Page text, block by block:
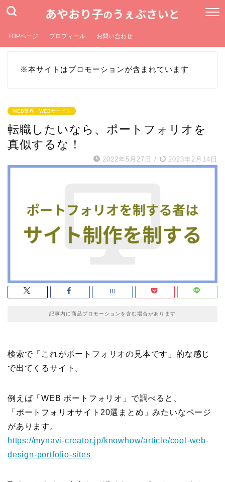
TOPページ プロフィール お問い合わせ
※本サイトはプロモーションが含まれています
WEB業界・WEBサービス
転職したいなら、ポートフォリオを
真似するな！
2022年5月27日 / 2023年2月14日
記事内に商品プロモーションを含む場合があります
検索で「これがポートフォリオの見本です」的な感じ
で出てくるサイト。
例えば「WEB ポートフォリオ」で調べると、
「ポートフォリオサイト20選まとめ」みたいなページ
があります。
https://mynavi-creator.jp/knowhow/article/cool-web-
design-portfolio-sites